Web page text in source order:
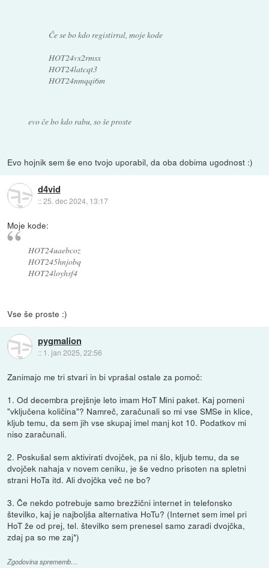
Če se bo kdo registirral, moje kode
HOT24vx2rmsx
HOT24latcqt3
HOT24nmqqi6m
evo če bo kdo rabu, so še proste
Evo hojnik sem še eno tvojo uporabil, da oba dobima ugodnost :)
d4vid
::25. dec 2024, 13:17
Moje kode:
HOT24uaebcoz
HOT245hnjobq
HOT24loyhsf4
Vse še proste :)
pygmalion
:: 1. jan 2025, 22:56
Zanimajo me tri stvari in bi vprašal ostale za pomoč:
1. Od decembra prejšnje leto imam HoT Mini paket. Kaj pomeni
"vključena količina"? Namreč, zaračunali so mi vse SMSe in klice,
kljub temu, da sem jih vse skupaj imel manj kot 10. Podatkov mi
niso zaračunali.
2. Poskušal sem aktivirati dvojček, pa ni šlo, kljub temu, da se
dvojček nahaja v novem ceniku, je še vedno prisoten na spletni
strani HoTa itd. Ali dvojčka več ne bo?
3. Če nekdo potrebuje samo brezžični internet in telefonsko
številko, kaj je najboljša alternativa HoTu? (Internet sem imel pri
HoT že od prej, tel. številko sem prenesel samo zaradi dvojčka,
zdaj pa so me zaj*)
Zgodovina sprememb…